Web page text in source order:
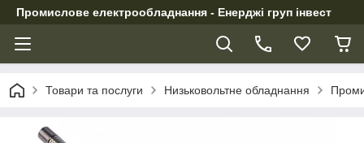
Промислове електрообладнання - Енерджі груп інвест
Товари та послуги Низьковольтне обладнання